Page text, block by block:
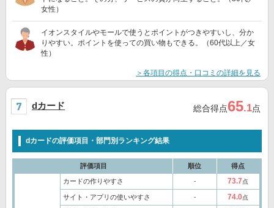
女性）
イオンスタイルやモールで使うとポイントがつきやすいし、分か
りやすい。ポイントを使っての買い物もできる。（60代以上／女
性）
＞各項目の得点・口コミの詳細を見る
dカード 総合得点65.1点
dカードの評価項目・部門別ランキング結果
評価項目 順位 得点
カードの作りやすさ ‐ 73.7点
サイト・アプリの使いやすさ ‐ 74.0点